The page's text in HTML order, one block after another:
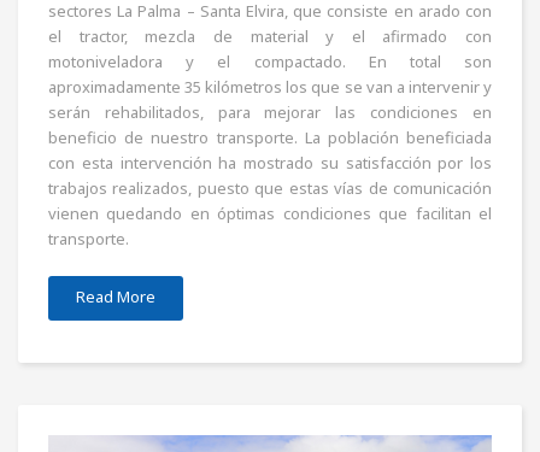
sectores La Palma – Santa Elvira, que consiste en arado con
el tractor, mezcla de material y el afirmado con
motoniveladora y el compactado. En total son
aproximadamente 35 kilómetros los que se van a intervenir y
serán rehabilitados, para mejorar las condiciones en
beneficio de nuestro transporte. La población beneficiada
con esta intervención ha mostrado su satisfacción por los
trabajos realizados, puesto que estas vías de comunicación
vienen quedando en óptimas condiciones que facilitan el
transporte.
Read More